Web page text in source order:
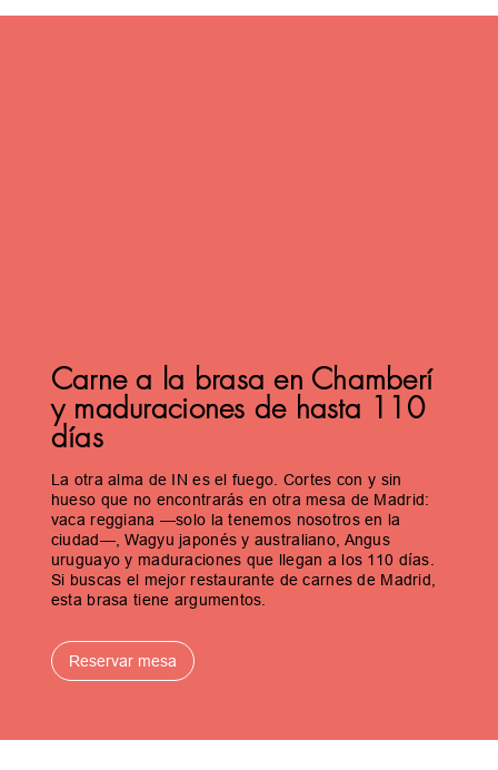
Carne a la brasa en Chamberí
y maduraciones de hasta 110
días
La otra alma de IN es el fuego. Cortes con y sin
hueso que no encontrarás en otra mesa de Madrid:
vaca reggiana —solo la tenemos nosotros en la
ciudad—, Wagyu japonés y australiano, Angus
uruguayo y maduraciones que llegan a los 110 días.
Si buscas el mejor restaurante de carnes de Madrid,
esta brasa tiene argumentos.
Reservar mesa